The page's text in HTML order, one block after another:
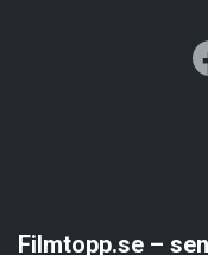
Filmtopp.se –